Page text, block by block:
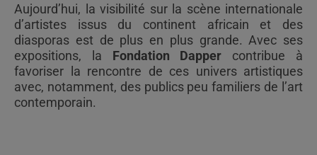
Aujourd’hui, la visibilité sur la scène internationale
d’artistes issus du continent africain et des
diasporas est de plus en plus grande. Avec ses
expositions, la Fondation Dapper contribue à
favoriser la rencontre de ces univers artistiques
avec, notamment, des publics peu familiers de l’art
contemporain.